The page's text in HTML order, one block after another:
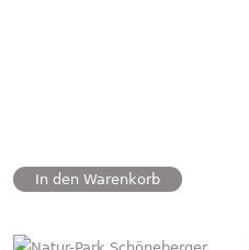
In den Warenkorb